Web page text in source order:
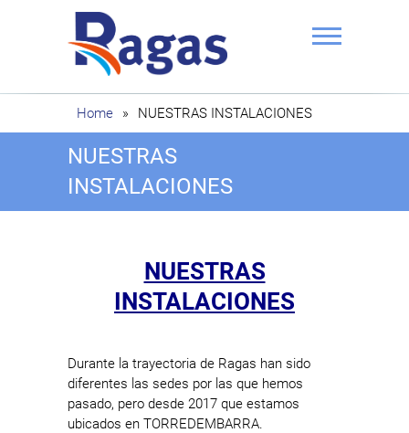
Ragas
Home » NUESTRAS INSTALACIONES
NUESTRAS
INSTALACIONES
NUESTRAS
INSTALACIONES
Durante la trayectoria de Ragas han sido
diferentes las sedes por las que hemos
pasado, pero desde 2017 que estamos
ubicados en TORREDEMBARRA.